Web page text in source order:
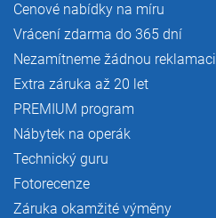
Cenové nabídky na míru
Vrácení zdarma do 365 dní
Nezamítneme žádnou reklamaci
Extra záruka až 20 let
PREMIUM program
Nábytek na operák
Technický guru
Fotorecenze
Záruka okamžité výměny